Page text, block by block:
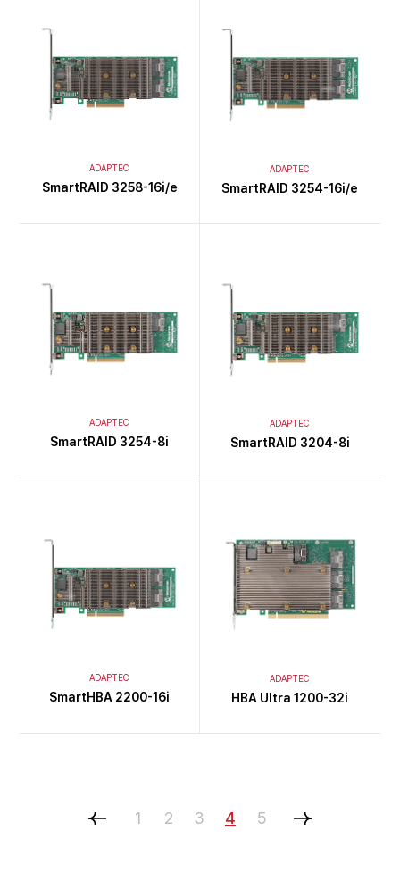
ADAPTEC
SmartRAID 3258-16i/e
ADAPTEC
SmartRAID 3254-16i/e
ADAPTEC
SmartRAID 3254-8i
ADAPTEC
SmartRAID 3204-8i
ADAPTEC
SmartHBA 2200-16i
ADAPTEC
HBA Ultra 1200-32i
1 2 3 4 5